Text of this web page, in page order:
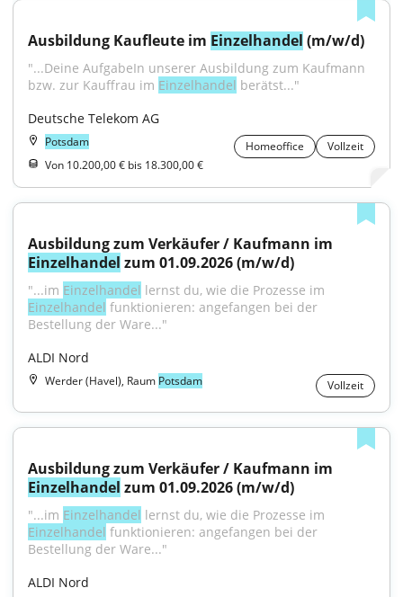
Ausbildung Kaufleute im Einzelhandel (m/w/d)
"...Deine AufgabeIn unserer Ausbildung zum Kaufmann
bzw. zur Kauffrau im Einzelhandel berätst..."
Deutsche Telekom AG
Potsdam Homeoffice
Vollzeit
Von 10.200,00 € bis 18.300,00 €
Einzelhandel zum 01.09.2026 (m/w/d)
"...im Einzelhandel
Einzelhandel funktionieren: angefangen bei der
Bestellung der Ware..."
ALDI Nord
Werder (Havel), Raum Potsdam Vollzeit
Einzelhandel zum 01.09.2026 (m/w/d)
"...im Einzelhandel
Einzelhandel funktionieren: angefangen bei der
Bestellung der Ware..."
ALDI Nord